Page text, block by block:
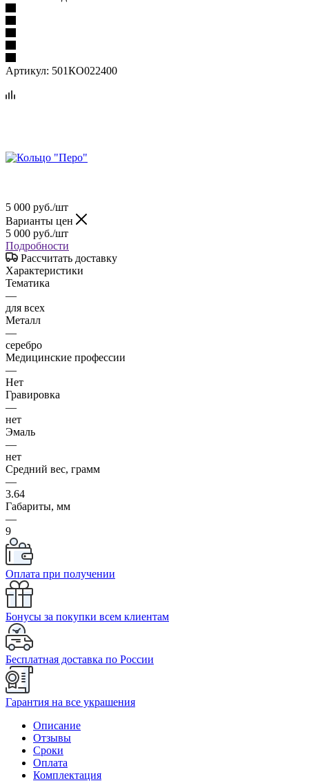
Артикул: 501КО022400
5 000 руб./шт
Варианты цен
5 000 руб./шт
Подробности
Рассчитать доставку
Характеристики
Тематика
—
для всех
Металл
—
серебро
Медицинские профессии
—
Нет
Гравировка
—
нет
Эмаль
—
нет
Средний вес, грамм
—
3.64
Габариты, мм
—
9
Оплата при получении
Бонусы за покупки всем клиентам
Бесплатная доставка по России
Гарантия на все украшения
Описание
Отзывы
Сроки
Оплата
Комплектация